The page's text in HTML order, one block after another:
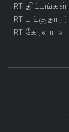
RT திட்டங்கள்
RT பங்குதாரர்
RT கேரளா